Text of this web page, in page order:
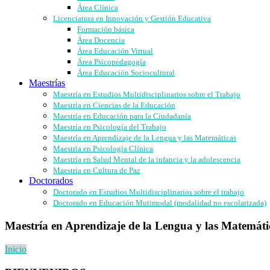
Área Clínica
Licenciatura en Innovación y Gestión Educativa
Formación básica
Área Docencia
Área Educación Virtual
Área Psicopedagogía
Área Educación Sociocultural
Maestrías
Maestría en Estudios Multidisciplinarios sobre el Trabajo
Maestría en Ciencias de la Educación
Maestría en Educación para la Ciudadanía
Maestría en Psicología del Trabajo
Maestría en Aprendizaje de la Lengua y las Matemáticas
Maestría en Psicología Clínica
Maestría en Salud Mental de la infancia y la adolescencia
Maestría en Cultura de Paz
Doctorados
Doctorado en Estudios Multidisciplinarios sobre el trabajo
Doctorado en Educación Mutimodal (modalidad no escolarizada)
Maestría en Aprendizaje de la Lengua y las
Inicio